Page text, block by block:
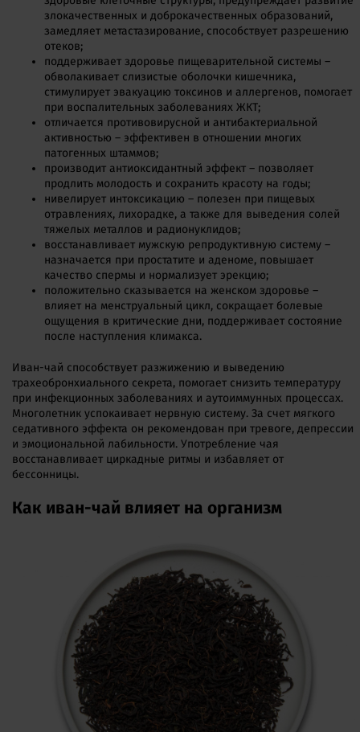
злокачественных и доброкачественных образований,
замедляет метастазирование, способствует разрешению
отеков;
поддерживает здоровье пищеварительной системы –
обволакивает слизистые оболочки кишечника,
стимулирует эвакуацию токсинов и аллергенов, помогает
при воспалительных заболеваниях ЖКТ;
отличается противовирусной и антибактериальной
активностью – эффективен в отношении многих
патогенных штаммов;
производит антиоксидантный эффект – позволяет
продлить молодость и сохранить красоту на годы;
нивелирует интоксикацию – полезен при пищевых
отравлениях, лихорадке, а также для выведения солей
тяжелых металлов и радионуклидов;
восстанавливает мужскую репродуктивную систему –
назначается при простатите и аденоме, повышает
качество спермы и нормализует эрекцию;
положительно сказывается на женском здоровье –
влияет на менструальный цикл, сокращает болевые
ощущения в критические дни, поддерживает состояние
после наступления климакса.
Иван-чай способствует разжижению и выведению
трахеобронхиального секрета, помогает снизить температуру
при инфекционных заболеваниях и аутоиммунных процессах.
Многолетник успокаивает нервную систему. За счет мягкого
седативного эффекта он рекомендован при тревоге, депрессии
и эмоциональной лабильности. Употребление чая
восстанавливает циркадные ритмы и избавляет от
бессонницы.
Как иван-чай влияет на организм